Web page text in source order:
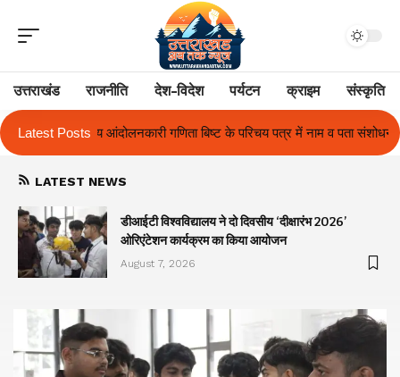
उत्तराखंड राजनीति देश-विदेश पर्यटन क्राइम संस्कृति
Latest Posts
के परिचय पत्र में नाम व पता संशोधन का प्रकरण का हुआ समाधान
LATEST NEWS
डीआईटी विश्वविद्यालय ने दो दिवसीय ‘दीक्षारंभ 2026’
ओरिएंटेशन कार्यक्रम का किया आयोजन
August 7, 2026